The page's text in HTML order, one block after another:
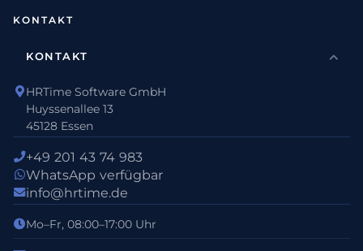
KONTAKT
KONTAKT
HRTime Software GmbH
Huyssenallee 13
45128 Essen
+49 201 43 74 983
WhatsApp verfügbar
info@hrtime.de
Mo–Fr, 08:00–17:00 Uhr